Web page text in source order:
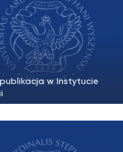
w Instytucie
„Leopold Blaustein, Studies…